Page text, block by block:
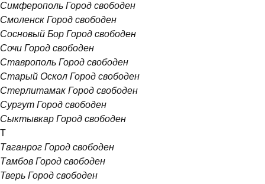
Симферополь Город свободен
Смоленск Город свободен
Сосновый Бор Город свободен
Сочи Город свободен
Ставрополь Город свободен
Старый Оскол Город свободен
Стерлитамак Город свободен
Сургут Город свободен
Сыктывкар Город свободен
Т
Таганрог Город свободен
Тамбов Город свободен
Тверь Город свободен